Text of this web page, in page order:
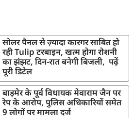
सोलर पैनल से ज़्यादा कारगर साबित हो
रही Tulip टरबाइन, खत्म होगा रोशनी
का झंझट, दिन-रात बनेगी बिजली, पढ़ें
पूरी डिटेल
बाड़मेर के पूर्व विधायक मेवाराम जैन पर
रेप के आरोप, पुलिस अधिकारियों समेत
9 लोगों पर मामला दर्ज